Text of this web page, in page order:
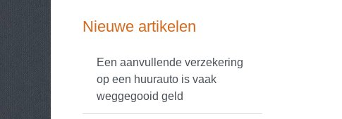
Nieuwe artikelen
Een aanvullende verzekering
op een huurauto is vaak
weggegooid geld